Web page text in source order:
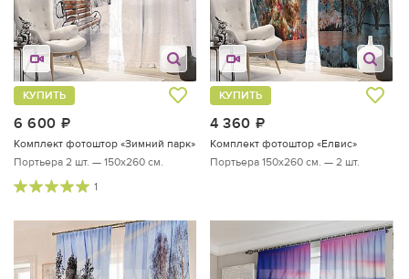
6 600
КУПИТЬ
Комплект фотоштор «Зимний парк»
Портьера 2 шт. — 150х260 см.
1
4 360
КУПИТЬ
Комплект фотоштор «Елвис»
Портьера 150х260 см. — 2 шт.